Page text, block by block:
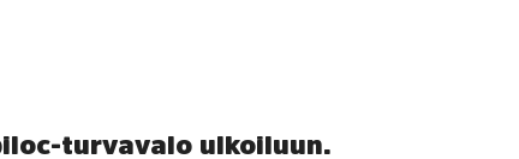
turvavalo ulkoiluun.